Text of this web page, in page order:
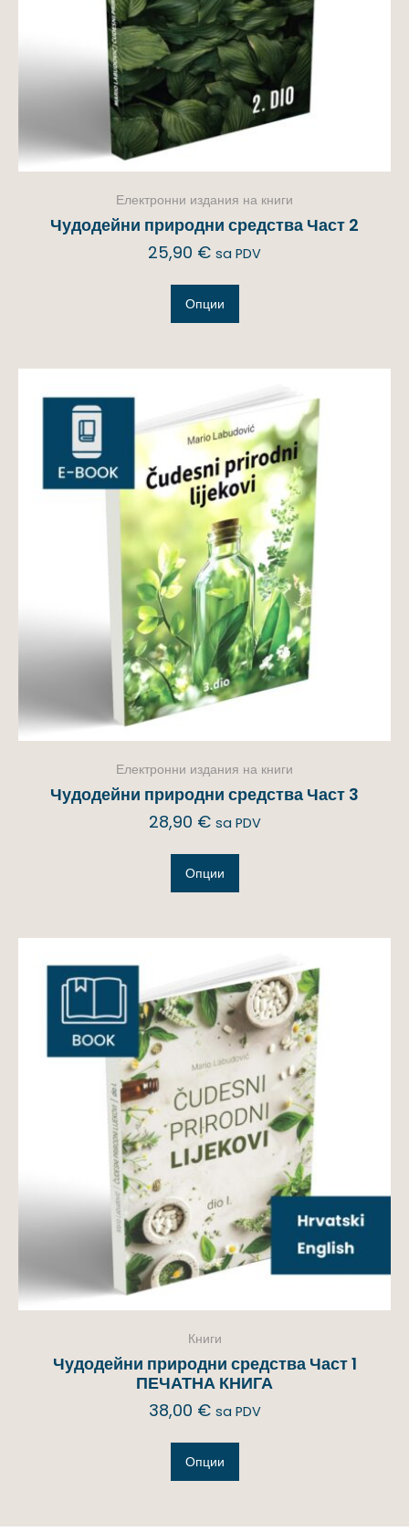
Електронни издания на книги
Чудодейни природни средства Част 2
25,90 € sa PDV
Опции
Електронни издания на книги
Чудодейни природни средства Част 3
28,90 € sa PDV
Опции
Книги
Чудодейни природни средства Част 1
ПЕЧАТНА КНИГА
38,00 € sa PDV
Опции